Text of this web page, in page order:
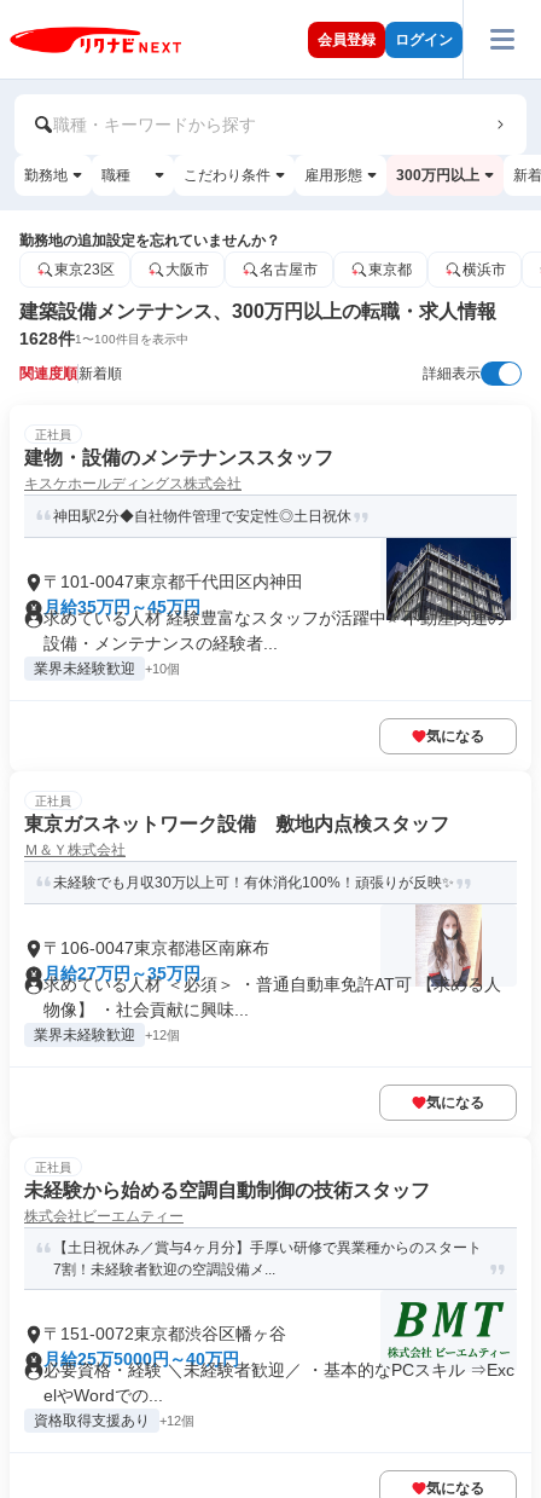
会員登録 ログイン
職種・キーワードから探す
勤務地 職種 こだわり条件 雇用形態 300万円以上 新
勤務地の追加設定を忘れていませんか？
東京23区
大阪市 名古屋市 東京都 横浜市
建築設備メンテナンス、300万円以上の転職・求人情報
1628件1〜100件目を表示中
関連度順新着順 詳細表示
正社員
建物・設備のメンテナンススタッフ
キスケホールディングス株式会社
神田駅2分◆自社物件管理で安定性◎土日祝休
〒101-0047東京都千代田区内神田
月給35万円～45万円
求めている人材 経験豊富なスタッフが活躍中⭐️ 不動産関連の
設備・メンテナンスの経験者...
業界未経験歓迎 +10個
気になる
正社員
東京ガスネットワーク設備 敷地内点検スタッフ
Ｍ＆Ｙ株式会社
未経験でも月収30万以上可！有休消化100%！頑張りが反映✨
〒106-0047東京都港区南麻布
月給27万円～35万円
求めている人材 ＜必須＞ ・普通自動車免許AT可 【求める人
物像】 ・社会貢献に興味...
業界未経験歓迎 +12個
気になる
正社員
未経験から始める空調自動制御の技術スタッフ
株式会社ビーエムティー
【土日祝休み／賞与4ヶ月分】手厚い研修で異業種からのスタート
7割！未経験者歓迎の空調設備メ...
〒151-0072東京都渋谷区幡ヶ谷
月給25万5000円～40万円
必要資格・経験 ＼未経験者歓迎／ ・基本的なPCスキル ⇒Exc
elやWordでの...
資格取得支援あり +12個
気になる